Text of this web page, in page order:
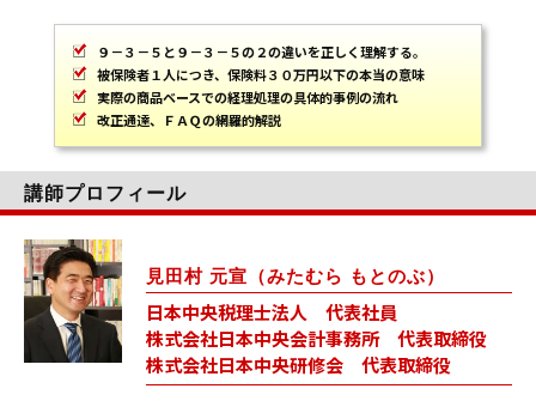
９－３－５と９－３－５の２の違いを正しく理解する。
被保険者１人につき、保険料３０万円以下の本当の意味
実際の商品ベースでの経理処理の具体的事例の流れ
改正通達、ＦＡＱの網羅的解説
講師プロフィール
見田村 元宣（みたむら もとのぶ）
日本中央税理士法人 代表社員
株式会社日本中央会計事務所 代表取締役
株式会社日本中央研修会 代表取締役